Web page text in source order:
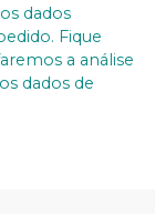
dados
Fique
a análise
dados de